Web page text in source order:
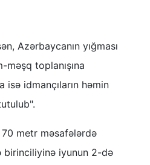
Azərbaycanın yığması
toplanışına
idmançıların həmin
70 metr məsafələrdə
birinciliyinə iyunun 2-də